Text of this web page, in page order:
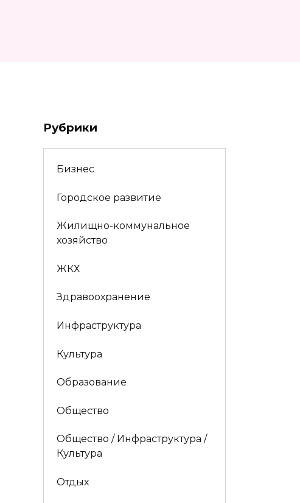
Рубрики
Бизнес
Городское развитие
Жилищно-коммунальное
хозяйство
ЖКХ
Здравоохранение
Инфраструктура
Культура
Образование
Общество
Общество / Инфраструктура /
Культура
Отдых